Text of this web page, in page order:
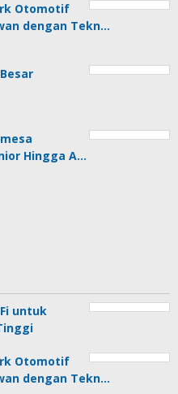
Otomotif
dengan Tekn…
Hingga A…
untuk
Otomotif
dengan Tekn…